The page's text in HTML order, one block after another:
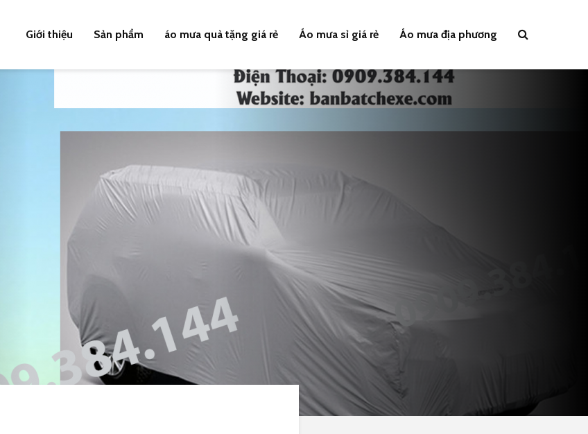
Giới thiệu Sản phẩm áo mưa quà tặng giá rẻ Áo mưa sỉ giá rẻ Áo mưa địa phương